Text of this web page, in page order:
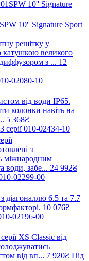
10'' Signature Sport
решітку у
катушкою великого
з ... 12
від води IP65.
колонки навіть на
5 368₴
з
міжнародним
води, забе... 24 992₴
діагоналлю 6.5 та 7.7
10 076₴
XS Classic від
від вп... 7 920₴ Під